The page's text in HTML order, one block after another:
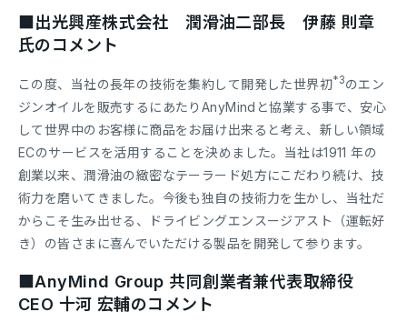
■出光興産株式会社 潤滑油二部長 伊藤 則章
氏のコメント
この度、当社の長年の技術を集約して開発した世界初*3のエン
ジンオイルを販売するにあたりAnyMindと協業する事で、安心
して世界中のお客様に商品をお届け出来ると考え、新しい領域
ECのサービスを活用することを決めました。当社は1911 年の
創業以来、潤滑油の緻密なテーラード処方にこだわり続け、技
術力を磨いてきました。今後も独自の技術力を生かし、当社だ
からこそ生み出せる、ドライビングエンスージアスト（運転好
き）の皆さまに喜んでいただける製品を開発して参ります。
■AnyMind Group 共同創業者兼代表取締役
CEO 十河 宏輔のコメント